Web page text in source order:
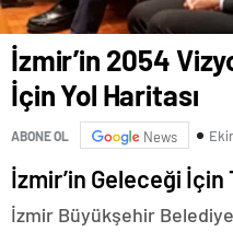
İzmir’in 2054
İçin Yol Haritası
ABONE OL News
İzmir’in Geleceği İçin
İzmir Büyükşehir